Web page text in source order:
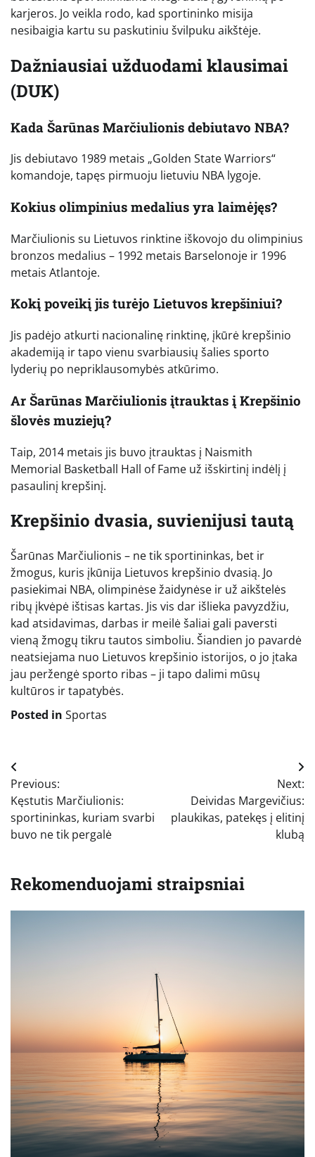
karjeros. Jo veikla rodo, kad sportininko misija
nesibaigia kartu su paskutiniu švilpuku aikštėje.
Dažniausiai užduodami klausimai
(DUK)
Kada Šarūnas Marčiulionis debiutavo NBA?
Jis debiutavo 1989 metais „Golden State Warriors“
komandoje, tapęs pirmuoju lietuviu NBA lygoje.
Kokius olimpinius medalius yra laimėjęs?
Marčiulionis su Lietuvos rinktine iškovojo du olimpinius
bronzos medalius – 1992 metais Barselonoje ir 1996
metais Atlantoje.
Kokį poveikį jis turėjo Lietuvos krepšiniui?
Jis padėjo atkurti nacionalinę rinktinę, įkūrė krepšinio
akademiją ir tapo vienu svarbiausių šalies sporto
lyderių po nepriklausomybės atkūrimo.
Ar Šarūnas Marčiulionis įtrauktas į Krepšinio
šlovės muziejų?
Taip, 2014 metais jis buvo įtrauktas į Naismith
Memorial Basketball Hall of Fame už išskirtinį indėlį į
pasaulinį krepšinį.
Krepšinio dvasia, suvienijusi tautą
Šarūnas Marčiulionis – ne tik sportininkas, bet ir
žmogus, kuris įkūnija Lietuvos krepšinio dvasią. Jo
pasiekimai NBA, olimpinėse žaidynėse ir už aikštelės
ribų įkvėpė ištisas kartas. Jis vis dar išlieka pavyzdžiu,
kad atsidavimas, darbas ir meilė šaliai gali paversti
vieną žmogų tikru tautos simboliu. Šiandien jo pavardė
neatsiejama nuo Lietuvos krepšinio istorijos, o jo įtaka
jau peržengė sporto ribas – ji tapo dalimi mūsų
kultūros ir tapatybės.
Posted in Sportas
Navigacija
tarp
įrašų
Previous:
Kęstutis Marčiulionis:
sportininkas, kuriam svarbi
buvo ne tik pergalė
Next:
Deividas Margevičius:
plaukikas, patekęs į elitinį
klubą
Rekomenduojami straipsniai